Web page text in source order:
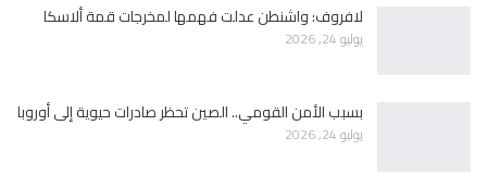
لافروف: واشنطن عدلت فهمها لمخرجات قمة ألاسكا
يوليو 24, 2026
بسبب الأمن القومي.. الصين تحظر صادرات حيوية إلى أوروبا
يوليو 24, 2026